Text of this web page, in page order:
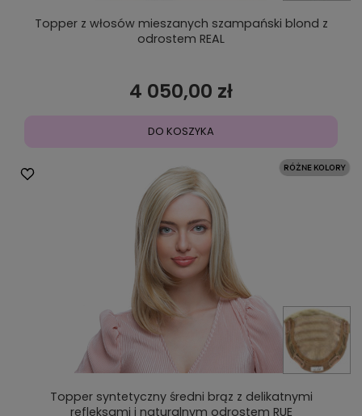
Topper z włosów mieszanych szampański blond z
odrostem REAL
4 050,00 zł
DO KOSZYKA
Topper syntetyczny średni brąz z delikatnymi
refleksami i naturalnym odrostem RUE